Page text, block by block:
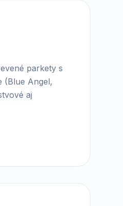
parkety s
(Blue Angel,
aj